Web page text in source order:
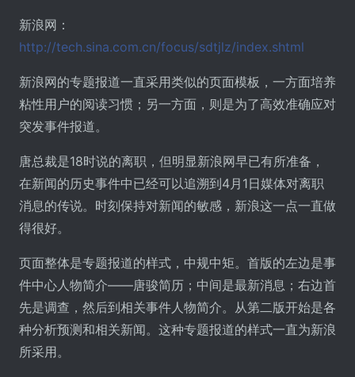
新浪网：
http://tech.sina.com.cn/focus/sdtjlz/index.shtml
新浪网的专题报道一直采用类似的页面模板，一方面培养
粘性用户的阅读习惯；另一方面，则是为了高效准确应对
突发事件报道。
唐总裁是18时说的离职，但明显新浪网早已有所准备，
在新闻的历史事件中已经可以追溯到4月1日媒体对离职
消息的传说。时刻保持对新闻的敏感，新浪这一点一直做
得很好。
页面整体是专题报道的样式，中规中矩。首版的左边是事
件中心人物简介――唐骏简历；中间是最新消息；右边首
先是调查，然后到相关事件人物简介。从第二版开始是各
种分析预测和相关新闻。这种专题报道的样式一直为新浪
所采用。